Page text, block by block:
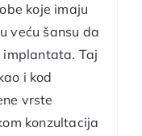
koje imaju
veću šansu da
Taj
i kod
vrste
konzultacija